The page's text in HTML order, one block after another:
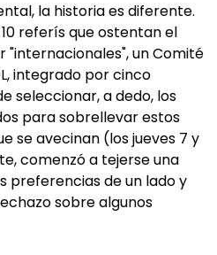
la historia es diferente.
referís que ostentan el
"internacionales", un Comité
integrado por cinco
seleccionar, a dedo, los
para sobrellevar estos
se avecinan (los jueves 7 y
comenzó a tejerse una
preferencias de un lado y
sobre algunos